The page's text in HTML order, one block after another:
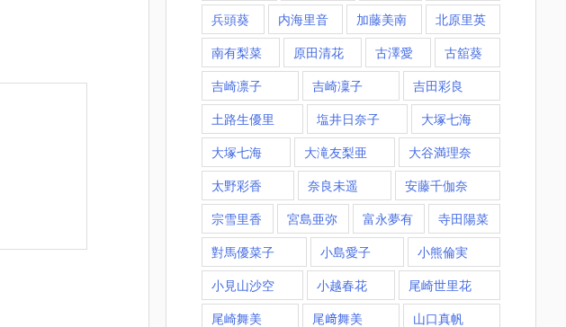
兵頭葵 内海里音 加藤美南 北原里英
南有梨菜 原田清花 古澤愛 古舘葵
吉崎凛子 吉崎凜子 吉田彩良
土路生優里 塩井日奈子 大塚七海
大塚七海​ 大滝友梨亜 大谷満理奈
太野彩香 奈良未遥 安藤千伽奈
宗雪里香 宮島亜弥 富永夢有 寺田陽菜
對馬優菜子 小島愛子 小熊倫実
小見山沙空 小越春花 尾崎世里花
尾崎舞美 尾﨑舞美 山口真帆